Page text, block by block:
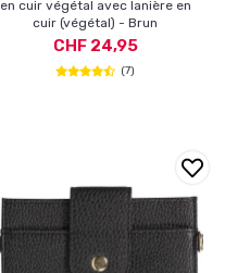
en cuir végétal avec lanière en
cuir (végétal) - Brun
CHF 24,95
(7)